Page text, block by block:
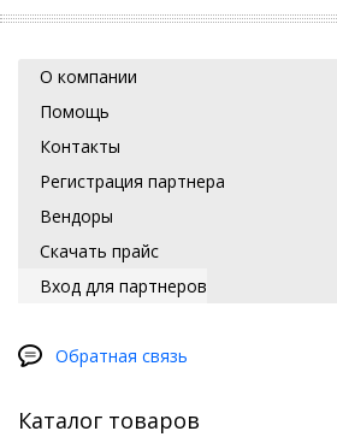
О компании
Помощь
Контакты
Регистрация партнера
Вендоры
Скачать прайс
Вход для партнеров
Обратная связь
Каталог товаров